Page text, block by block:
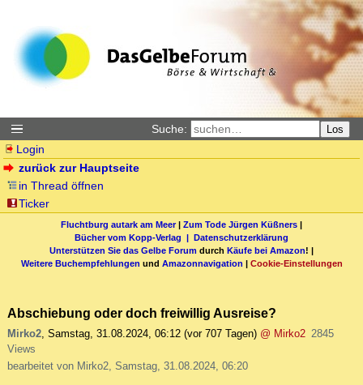
Suche: Los
Login
zurück zur Hauptseite
in Thread öffnen
Ticker
Fluchtburg autark am Meer| Zum Tode Jürgen Küßners |
Bücher vom Kopp-Verlag | Datenschutzerklärung
Unterstützen Sie das Gelbe Forum durch Käufe bei Amazon! |
Weitere Buchempfehlungen und Amazonnavigation | Cookie-Einstellungen
Abschiebung oder doch freiwillig Ausreise?
Mirko2, Samstag, 31.08.2024, 06:12 (vor 707 Tagen) @ Mirko2 2845
Views
bearbeitet von Mirko2, Samstag, 31.08.2024, 06:20